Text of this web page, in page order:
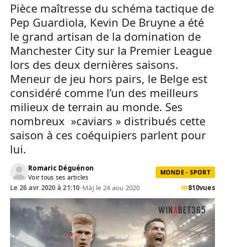
Pièce maîtresse du schéma tactique de
Pep Guardiola, Kevin De Bruyne a été
le grand artisan de la domination de
Manchester City sur la Premier League
lors des deux dernières saisons.
Meneur de jeu hors pairs, le Belge est
considéré comme l’un des meilleurs
milieux de terrain au monde. Ses
nombreux »caviars » distribués cette
saison à ces coéquipiers parlent pour
lui.
Romaric Déguénon
Voir tous ses articles
MONDE - SPORT
Le 26 avr 2020 à 21:10•MàJ le 24 aou 2020 810vues